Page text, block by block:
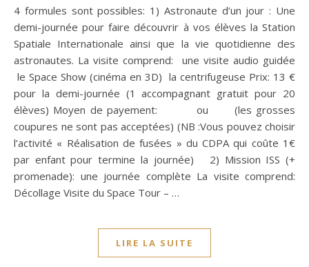
4 formules sont possibles: 1) Astronaute d’un jour : Une
demi-journée pour faire découvrir à vos élèves la Station
Spatiale Internationale ainsi que la vie quotidienne des
astronautes. La visite comprend: une visite audio guidée
le Space Show (cinéma en 3D) la centrifugeuse Prix: 13 €
pour la demi-journée (1 accompagnant gratuit pour 20
élèves) Moyen de payement: ou (les grosses
coupures ne sont pas acceptées) (NB :Vous pouvez choisir
l’activité « Réalisation de fusées » du CDPA qui coûte 1€
par enfant pour termine la journée) 2) Mission ISS (+
promenade): une journée complète La visite comprend:
Décollage Visite du Space Tour – …
LIRE LA SUITE